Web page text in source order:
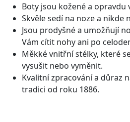
Boty jsou kožené a opravdu
Skvěle sedí na noze a nikde
Jsou prodyšné a umožňují
Vám cítit nohy ani po
Měkké vnitřní stélky, které
vysušit nebo vyměnit.
Kvalitní zpracování a důraz
tradici od roku 1886.